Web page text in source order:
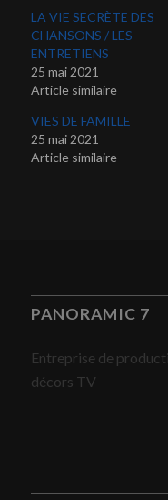
LA VIE SECRÈTE DES
CHANSONS / LES
ENTRETIENS
25 mai 2021
Article similaire
VIES DE FAMILLE
25 mai 2021
Article similaire
PANORAMIC 7
Entreprise de
décors TV